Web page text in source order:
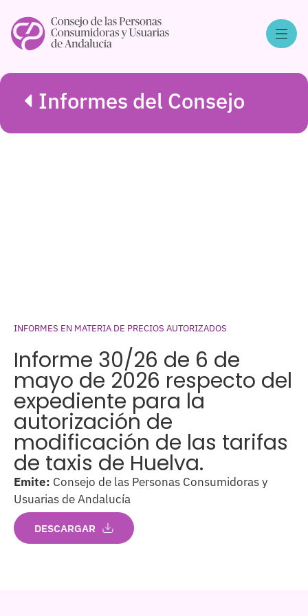
Informes del Consejo
INFORMES EN MATERIA DE PRECIOS AUTORIZADOS
Informe 30/26 de 6 de
mayo de 2026 respecto del
expediente para la
autorización de
modificación de las tarifas
de taxis de Huelva.
Emite: Consejo de las Personas Consumidoras y
Usuarias de Andalucía
DESCARGAR